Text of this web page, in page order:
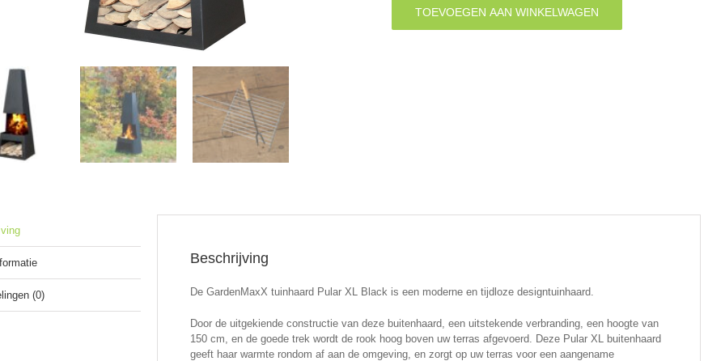
TOEVOEGEN AAN WINKELWAGEN
(0)
Beschrijving
De GardenMaxX tuinhaard Pular XL Black is een moderne en tijdloze designtuinhaard.
Door de uitgekiende constructie van deze buitenhaard, een uitstekende verbranding, een hoogte van
150 cm, en de goede trek wordt de rook hoog boven uw terras afgevoerd. Deze Pular XL buitenhaard
geeft haar warmte rondom af aan de omgeving, en zorgt op uw terras voor een aangename